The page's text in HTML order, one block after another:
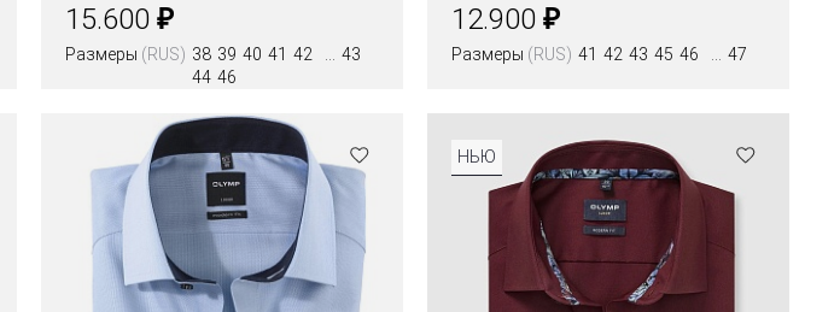
15.600 ₽
Размеры (RUS) 38 39 40 41 42
43
44 46
12.900 ₽
Размеры (RUS) 41 42 43 45 46
47
НЬЮ